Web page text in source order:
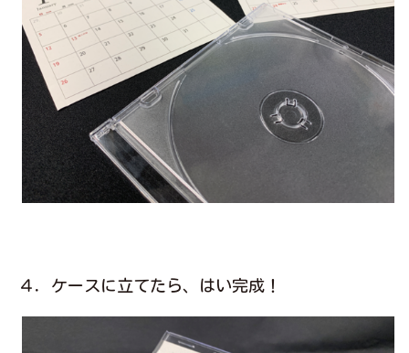
４．ケースに立てたら、はい完成！